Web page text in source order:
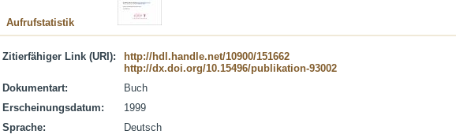
Aufrufstatistik
Zitierfähiger Link (URI):
http://hdl.handle.net/10900/151662
http://dx.doi.org/10.15496/publikation-93002
Dokumentart:
Buch
Erscheinungsdatum:
1999
Sprache:
Deutsch